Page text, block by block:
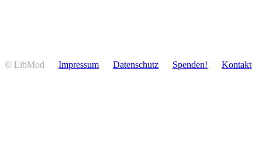
© LibMod Impressum Daten­schutz Spenden! Kontakt